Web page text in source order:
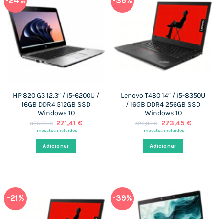
HP 820 G3 12.3″ / i5-6200U /
16GB DDR4 512GB SSD
Windows 10
355,00€ O
preço
era:
355,00 €.
271,41€O
impostos incluídos
Adicionar
Lenovo T480 14″ / i5-8350U
/ 16GB DDR4 256GB SSD
Windows 10
425,00€
O
preço
era:
425,00 €.
273,45 €O
impostos incluídos
Adicionar
-21% -39%